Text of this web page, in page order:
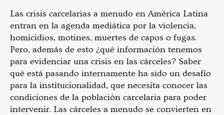
Las crisis carcelarias a menudo en América Latina
entran en la agenda mediática por la violencia,
homicidios, motines, muertes de capos o fugas.
Pero, además de esto ¿qué información tenemos
para evidenciar una crisis en las cárceles? Saber
qué está pasando internamente ha sido un desafío
para la institucionalidad, que necesita conocer las
condiciones de la población carcelaria para poder
intervenir. Las cárceles a menudo se convierten en